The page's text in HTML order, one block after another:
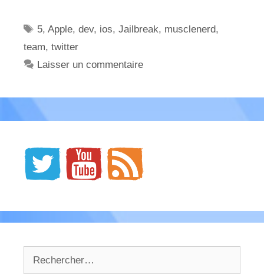
Étiquettes
5,Apple,dev, ios,Jailbreak, musclenerd,
team, twitter
Laisser un commentaire